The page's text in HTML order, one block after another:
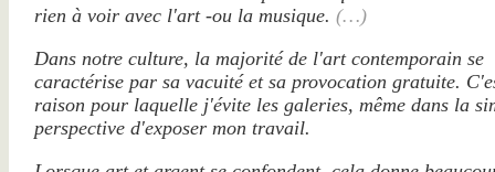
rien à voir avec l'art -ou la musique. (…)
Dans notre culture, la majorité de l'art contemporain se
caractérise par sa vacuité et sa provocation gratuite.
raison pour laquelle j'évite les galeries, même dans la
perspective d'exposer mon travail.